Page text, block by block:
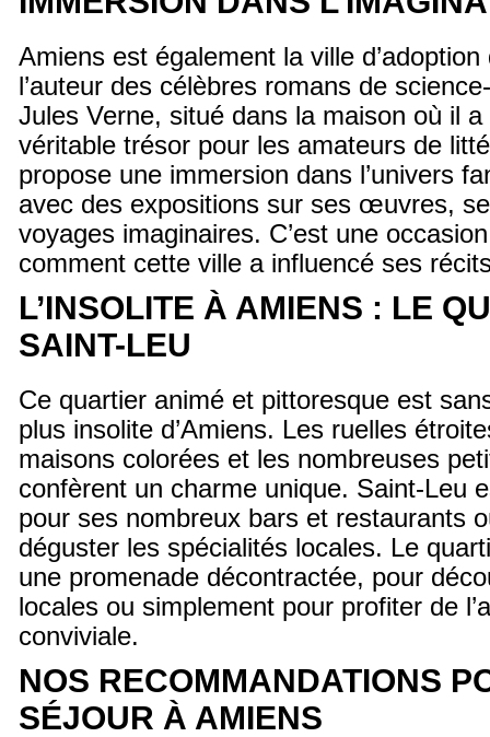
Amiens est également la ville
l’auteur des célèbres romans de
Jules Verne, situé dans la maison où il
véritable trésor pour les amateurs de
propose une immersion dans l’univers
avec des expositions sur ses œuvres,
voyages imaginaires. C’est une
comment cette ville a influencé ses
L’INSOLITE À AMIENS : LE
SAINT-LEU
Ce quartier animé et pittoresque est
plus insolite d’Amiens. Les ruelles
maisons colorées et les nombreuses
confèrent un charme unique. Saint-Leu
pour ses nombreux bars et restaurants
déguster les spécialités locales. Le
une promenade décontractée, pour
locales ou simplement pour profiter de
conviviale.
NOS RECOMMANDATIONS
SÉJOUR À AMIENS